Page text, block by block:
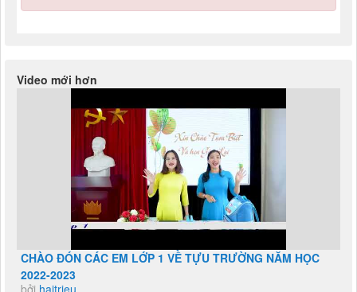
Video mới hơn
CHÀO ĐÓN CÁC EM LỚP 1 VỀ TỰU TRƯỜNG NĂM HỌC
2022-2023
bởi haitrieu